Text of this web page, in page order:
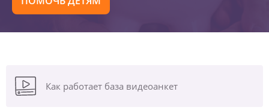
Как работает база видеоанкет